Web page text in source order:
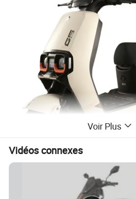
Voir Plus
Vidéos connexes